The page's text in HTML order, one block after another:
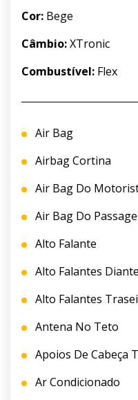
Cor: Bege
Câmbio:XTronic
Combustível: Flex
Air Bag
Airbag Cortina
Air Bag Do
Air Bag Do
Alto Falante
Alto Falantes
Alto Falantes
Antena No Teto
Apoios De Cabeça
Ar Condicionado